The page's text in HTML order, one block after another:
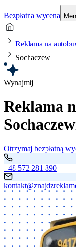
Bezpłatna wycena
Reklama na
Sochaczew
Wynajmij
Reklama
Otrzymaj bezpłatną
+48 572 281 890